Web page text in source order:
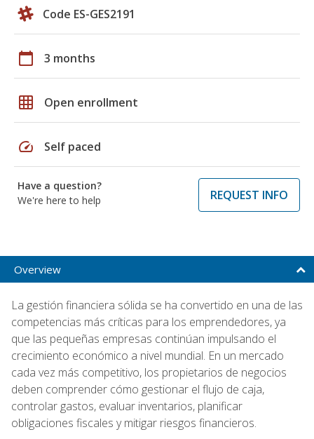
Code ES-GES2191
calendar_today 3 months
grid_on Open enrollment
speed Self paced
Have a question?
We're here to help
REQUEST INFO
Overview
La gestión financiera sólida se ha convertido en una de las
competencias más críticas para los emprendedores, ya
que las pequeñas empresas continúan impulsando el
crecimiento económico a nivel mundial. En un mercado
cada vez más competitivo, los propietarios de negocios
deben comprender cómo gestionar el flujo de caja,
controlar gastos, evaluar inventarios, planificar
obligaciones fiscales y mitigar riesgos financieros.